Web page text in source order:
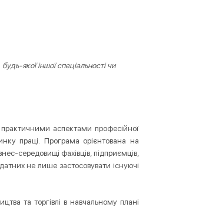
будь-якої іншої спеціальності чи
аспектами професійної
праці. Програма орієнтована на
середовищі фахівців, підприємців,
не лише застосовувати існуючі
та торгівлі в навчальному плані